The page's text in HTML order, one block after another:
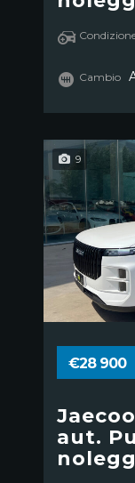
Cambio
9
€28 900
aut.